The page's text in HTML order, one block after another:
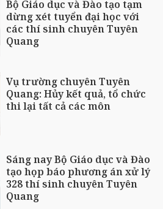
Bộ Giáo dục và Đào tạo tạm
dừng xét tuyển đại học với
các thí sinh chuyên Tuyên
Quang
Vụ trường chuyên Tuyên
Quang: Hủy kết quả, tổ chức
thi lại tất cả các môn
Sáng nay Bộ Giáo dục và Đào
tạo họp báo phương án xử lý
328 thí sinh chuyên Tuyên
Quang